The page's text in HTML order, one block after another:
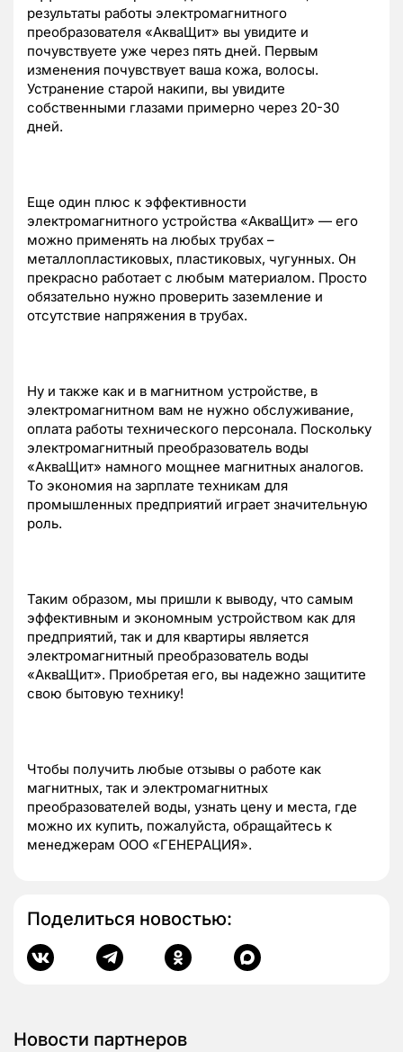
результаты работы электромагнитного
преобразователя «АкваЩит» вы увидите и
почувствуете уже через пять дней. Первым
изменения почувствует ваша кожа, волосы.
Устранение старой накипи, вы увидите
собственными глазами примерно через 20-30
дней.
Еще один плюс к эффективности
электромагнитного устройства «АкваЩит» — его
можно применять на любых трубах –
металлопластиковых, пластиковых, чугунных. Он
прекрасно работает с любым материалом. Просто
обязательно нужно проверить заземление и
отсутствие напряжения в трубах.
Ну и также как и в магнитном устройстве, в
электромагнитном вам не нужно обслуживание,
оплата работы технического персонала. Поскольку
электромагнитный преобразователь воды
«АкваЩит» намного мощнее магнитных аналогов.
То экономия на зарплате техникам для
промышленных предприятий играет значительную
роль.
Таким образом, мы пришли к выводу, что самым
эффективным и экономным устройством как для
предприятий, так и для квартиры является
электромагнитный преобразователь воды
«АкваЩит». Приобретая его, вы надежно защитите
свою бытовую технику!
Чтобы получить любые отзывы о работе как
магнитных, так и электромагнитных
преобразователей воды, узнать цену и места, где
можно их купить, пожалуйста, обращайтесь к
менеджерам ООО «ГЕНЕРАЦИЯ».
Поделиться новостью:
Новости партнеров